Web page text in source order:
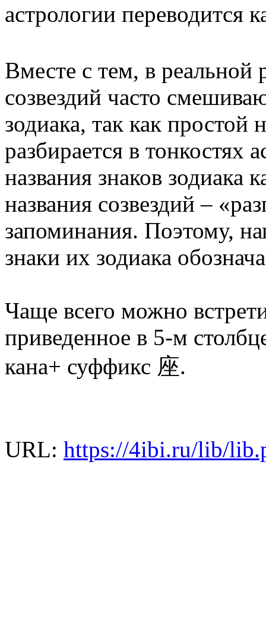
астрологии переводится
Вместе с тем, в реальной
созвездий часто
зодиака, так как простой
разбирается в тонкостях
названия знаков зодиака
названия созвездий –
запоминания. Поэтому,
знаки их зодиака
Чаще всего можно
приведенное в 5-м
кана+ суффикс 座.
URL: https://4ibi.ru/lib/